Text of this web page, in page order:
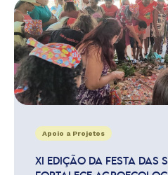
Apoio a Projetos
XI EDIÇÃO DA FESTA DAS